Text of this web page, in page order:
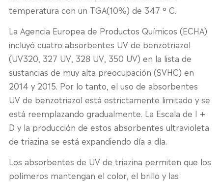
temperatura con un TGA(10%) de 347 ° C.
La Agencia Europea de Productos Químicos (ECHA)
incluyó cuatro absorbentes UV de benzotriazol
(UV320, 327 UV, 328 UV, 350 UV) en la lista de
sustancias de muy alta preocupación (SVHC) en
2014 y 2015. Por lo tanto, el uso de absorbentes
UV de benzotriazol está estrictamente limitado y se
está reemplazando gradualmente. La Escala de I +
D y la producción de estos absorbentes ultravioleta
de triazina se está expandiendo día a día.
Los absorbentes de UV de triazina permiten que los
polímeros mantengan el color, el brillo y las